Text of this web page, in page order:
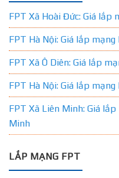
FPT Xã Hoài Đức: Giá lắp
FPT Hà Nội: Giá lắp
FPT Xã Ô Diên: Giá lắp
FPT Hà Nội: Giá lắp mạng
FPT Xã Liên Minh: Giá
Minh
LẮP MẠNG FPT